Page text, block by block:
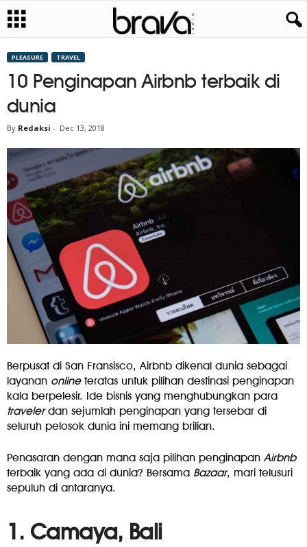
PLEASURE TRAVEL
10 Penginapan Airbnb terbaik di
dunia
By Redaksi - Dec 13, 2018
Berpusat di San Fransisco, Airbnb dikenal dunia sebagai
layanan onlineteratas untuk pilihan destinasi penginapan
kala berpelesir. Ide bisnis yang menghubungkan para
travelerdan sejumlah penginapan yang tersebar di
seluruh pelosok dunia ini memang brilian.
Penasaran dengan mana saja pilihan penginapan Airbnb
terbaik yang ada di dunia? Bersama Bazaar, mari telusuri
sepuluh di antaranya.
1. Camaya, Bali